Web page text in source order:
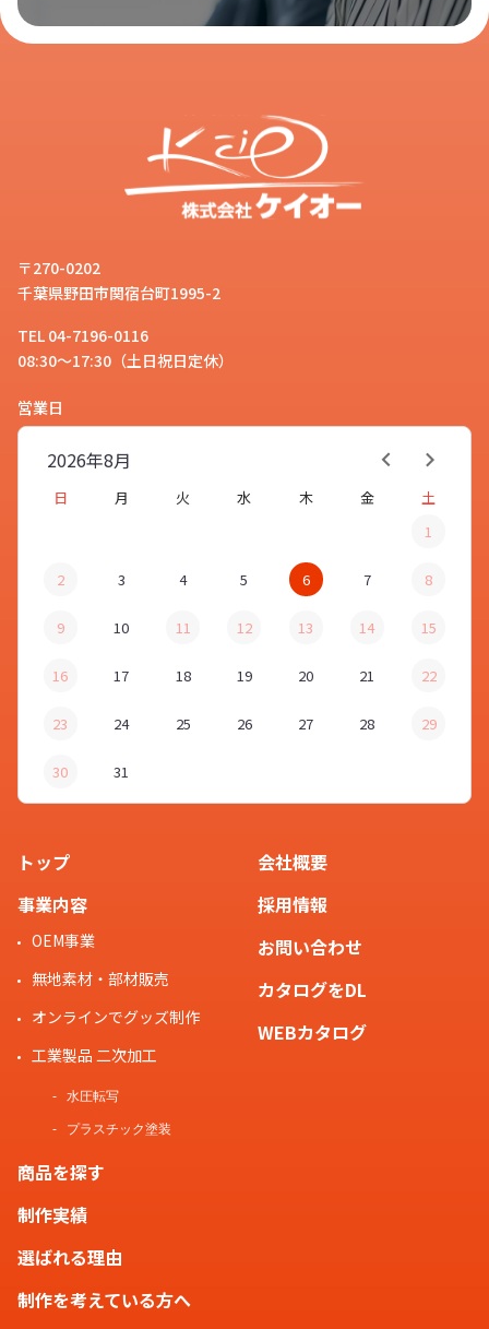
〒270-0202
千葉県野田市関宿台町1995-2
TEL 04-7196-0116
08:30～17:30（土日祝日定休）
営業日
8月
2026年
日 月 火 水 木 金
土
1
2 3 4 5 6 7 8
9 10 11 12 13 14 15
16 17 18 19 20 21 22
23 24 25 26 27 28 29
30 31
トップ
事業内容
OEM事業
無地素材・部材販売
オンラインでグッズ制作
工業製品 二次加工
水圧転写
プラスチック塗装
商品を探す
制作実績
選ばれる理由
制作を考えている方へ
会社概要
採用情報
お問い合わせ
カタログをDL
WEBカタログ